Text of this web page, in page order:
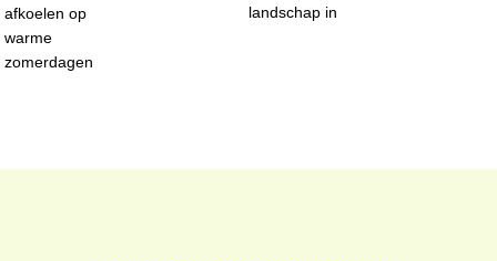
afkoelen op
warme
zomerdagen
landschap in